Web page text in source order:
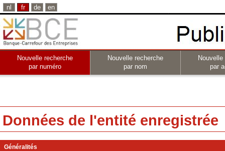
nl fr de en
Nouvelle recherche
par numéro
Nouvelle recherche
par nom
par
Données de l'entité enregistrée
Généralités